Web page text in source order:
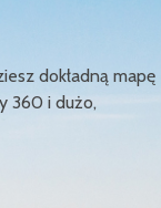
dokładną mapę
360 i dużo,